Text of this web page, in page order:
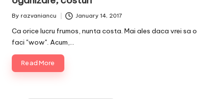
Posted
By razvaniancu January 14, 2017
Ca orice lucru frumos, nunta costa. Mai ales daca vrei sa o
faci "wow". Acum,…
Read More